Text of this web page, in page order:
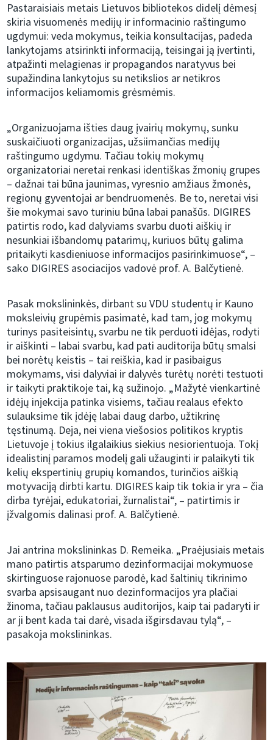
Pastaraisiais metais Lietuvos bibliotekos didelį dėmesį
skiria visuomenės medijų ir informacinio raštingumo
ugdymui: veda mokymus, teikia konsultacijas, padeda
lankytojams atsirinkti informaciją, teisingai ją įvertinti,
atpažinti melagienas ir propagandos naratyvus bei
supažindina lankytojus su netikslios ar netikros
informacijos keliamomis grėsmėmis.
„Organizuojama išties daug įvairių mokymų, sunku
suskaičiuoti organizacijas, užsiimančias medijų
raštingumo ugdymu. Tačiau tokių mokymų
organizatoriai neretai renkasi identiškas žmonių grupes
– dažnai tai būna jaunimas, vyresnio amžiaus žmonės,
regionų gyventojai ar bendruomenės. Be to, neretai visi
šie mokymai savo turiniu būna labai panašūs. DIGIRES
patirtis rodo, kad dalyviams svarbu duoti aiškių ir
nesunkiai išbandomų patarimų, kuriuos būtų galima
pritaikyti kasdieniuose informacijos pasirinkimuose“, –
sako DIGIRES asociacijos vadovė prof. A. Balčytienė.
Pasak mokslininkės, dirbant su VDU studentų ir Kauno
moksleivių grupėmis pasimatė, kad tam, jog mokymų
turinys pasiteisintų, svarbu ne tik perduoti idėjas, rodyti
ir aiškinti – labai svarbu, kad pati auditorija būtų smalsi
bei norėtų keistis – tai reiškia, kad ir pasibaigus
mokymams, visi dalyviai ir dalyvės turėtų norėti testuoti
ir taikyti praktikoje tai, ką sužinojo. „Mažytė vienkartinė
idėjų injekcija patinka visiems, tačiau realaus efekto
sulauksime tik įdėję labai daug darbo, užtikrinę
tęstinumą. Deja, nei viena viešosios politikos kryptis
Lietuvoje į tokius ilgalaikius siekius nesiorientuoja. Tokį
idealistinį paramos modelį gali užauginti ir palaikyti tik
kelių ekspertinių grupių komandos, turinčios aiškią
motyvaciją dirbti kartu. DIGIRES kaip tik tokia ir yra – čia
dirba tyrėjai, edukatoriai, žurnalistai“, – patirtimis ir
įžvalgomis dalinasi prof. A. Balčytienė.
Jai antrina mokslininkas D. Remeika. „Praėjusiais metais
mano patirtis atsparumo dezinformacijai mokymuose
skirtinguose rajonuose parodė, kad šaltinių tikrinimo
svarba apsisaugant nuo dezinformacijos yra plačiai
žinoma, tačiau paklausus auditorijos, kaip tai padaryti ir
ar ji bent kada tai darė, visada išgirsdavau tylą“, –
pasakoja mokslininkas.